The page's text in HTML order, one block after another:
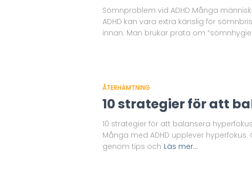
Sömnproblem vid ADHD Många
ADHD kan vara extra känslig för
innan. Man brukar prata om
ÅTERHÄMTNING
10 strategier för att
10 strategier för att balansera
Många med ADHD upplever
genom tips och Läs mer…